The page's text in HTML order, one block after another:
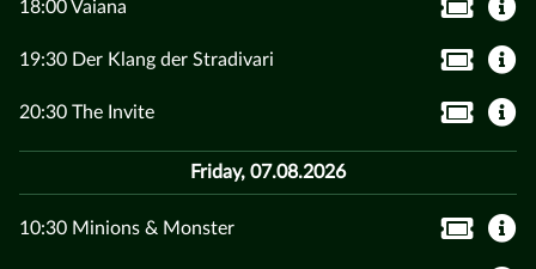
18:00 Vaiana
19:30 Der Klang der Stradivari
20:30 The Invite
Friday, 07.08.2026
10:30 Minions & Monster